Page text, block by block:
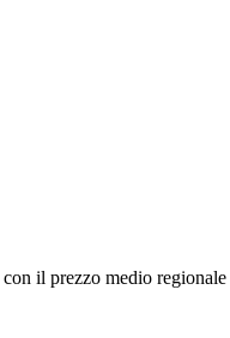
con il prezzo medio regionale